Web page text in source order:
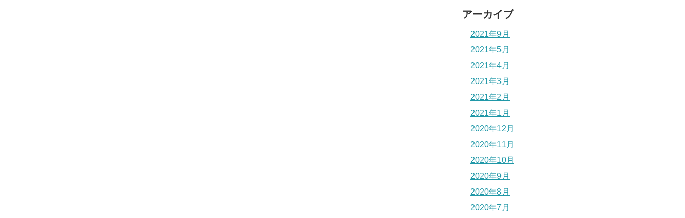
アーカイブ
2021年9月
2021年5月
2021年4月
2021年3月
2021年2月
2021年1月
2020年12月
2020年11月
2020年10月
2020年9月
2020年8月
2020年7月